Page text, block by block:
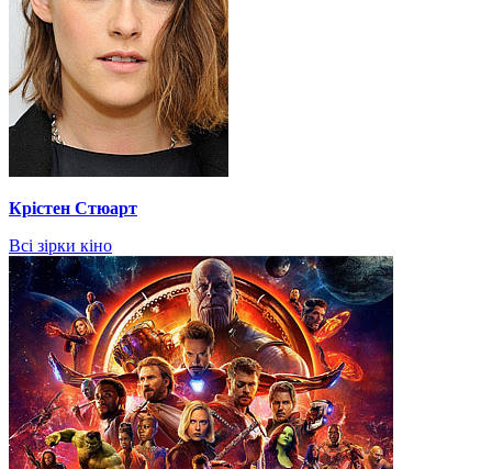
Крістен Стюарт
Всі зірки кіно